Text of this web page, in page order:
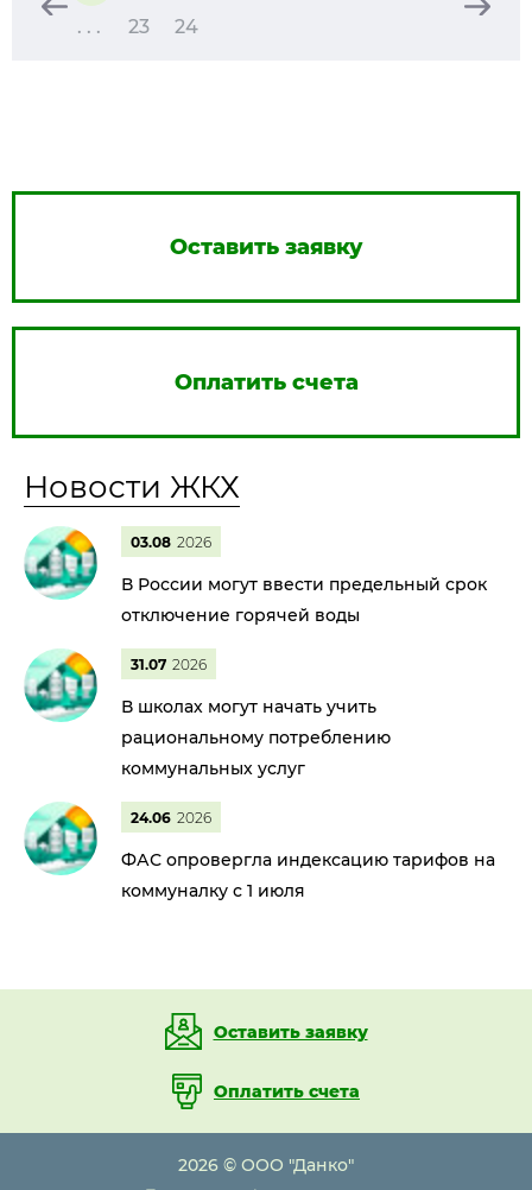
. . .
23 24
Оставить заявку
Оплатить счета
Новости ЖКХ
03.08 2026
В России могут ввести предельный срок
отключение горячей воды
31.07 2026
В школах могут начать учить
рациональному потреблению
коммунальных услуг
24.06 2026
ФАС опровергла индексацию тарифов на
коммуналку с 1 июля
Оставить заявку
Оплатить счета
2026 © ООО "Данко"